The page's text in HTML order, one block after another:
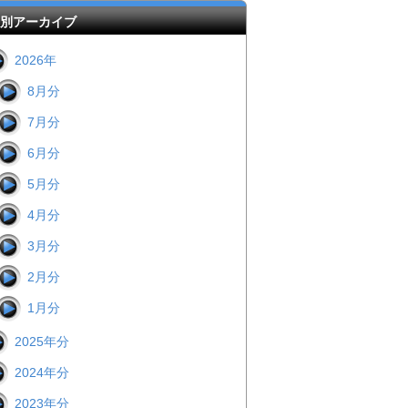
アーカイブ
2026年
8月分
7月分
6月分
5月分
4月分
3月分
2月分
1月分
2025年分
2024年分
2023年分